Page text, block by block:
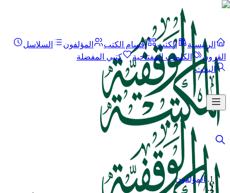
الرئيسية الكتب أقسام الكتب المؤلفون
السلاسل
القرون
الكلمات المفتاحية
كتبي المفضلة
البحث
المؤلفون
/